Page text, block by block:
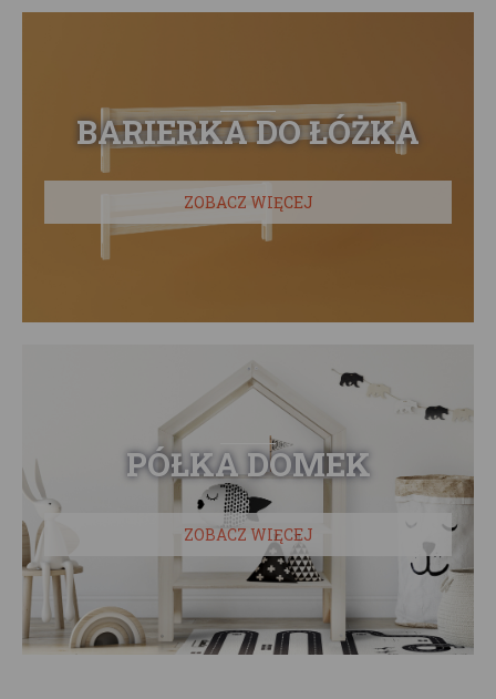
BARIERKA DO ŁÓŻKA
ZOBACZ WIĘCEJ
PÓŁKA DOMEK
ZOBACZ WIĘCEJ